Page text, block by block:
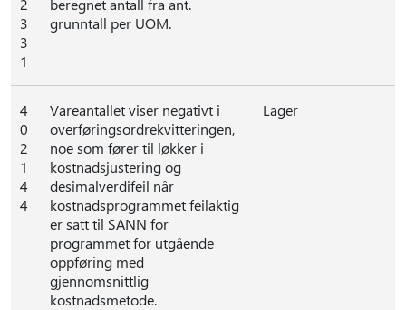
2
3
3
1
beregnet antall fra ant.
grunntall per UOM.
4
0
2
1
4
4
Vareantallet viser negativt i
overføringsordrekvitteringen,
noe som fører til løkker i
kostnadsjustering og
desimalverdifeil når
kostnadsprogrammet feilaktig
er satt til SANN for
programmet for utgående
oppføring med
gjennomsnittlig
kostnadsmetode.
Lager